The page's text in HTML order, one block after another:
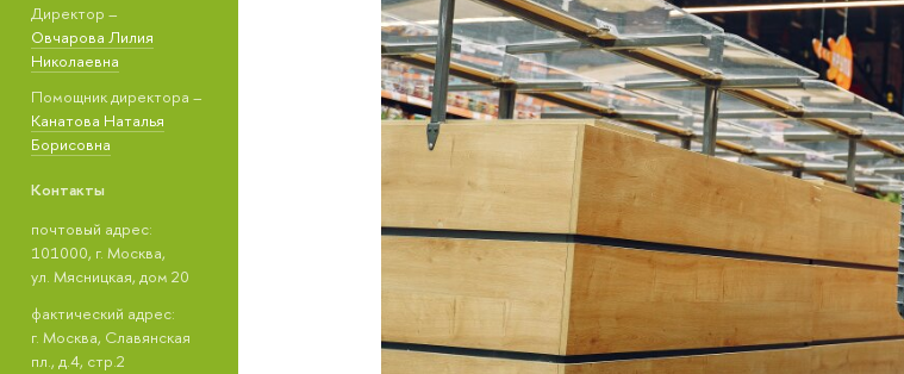
Директор –
Овчарова Лилия
Николаевна
Помощник директора –
Канатова Наталья
Борисовна
Контакты
почтовый адрес:
101000, г. Москва,
ул. Мясницкая, дом 20
фактический адрес:
г. Москва, Славянская
пл., д.4, стр.2